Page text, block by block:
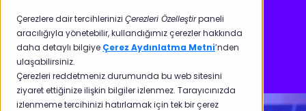
Çerezlere dair tercihlerinizi Çerezleri Özelleştirpaneli
aracılığıyla yönetebilir, kullandığımız çerezler hakkında
daha detaylı bilgiye Çerez Aydınlatma Metni’nden
ulaşabilirsiniz.
Çerezleri reddetmeniz durumunda bu web sitesini
ziyaret ettiğinize ilişkin bilgiler izlenmez. Tarayıcınızda
izlenmeme tercihinizi hatırlamak için tek bir çerez
25,000+
Katılımcı
50+